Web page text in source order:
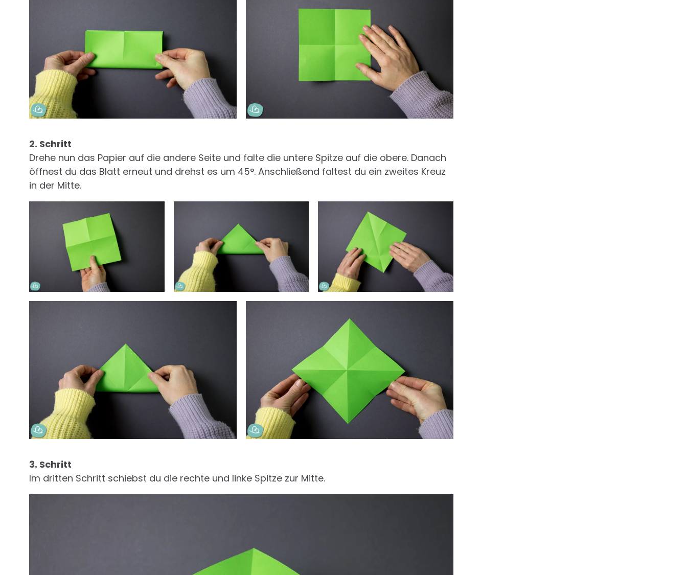
2. Schritt
Drehe nun das Papier auf die andere Seite und falte die untere Spitze auf die obere. Danach
öffnest du das Blatt erneut und drehst es um 45°. Anschließend faltest du ein zweites Kreuz
in der Mitte.
3. Schritt
Im dritten Schritt schiebst du die rechte und linke Spitze zur Mitte.